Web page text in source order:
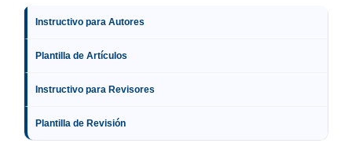
Instructivo para Autores
Plantilla de Artículos
Instructivo para Revisores
Plantilla de Revisión